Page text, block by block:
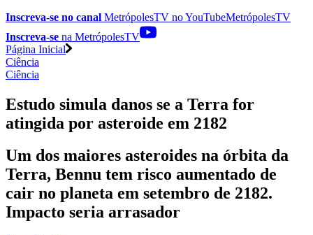
Inscreva-se no canal MetrópolesTV noYouTubeMetrópolesTV
Inscreva-se na MetrópolesTV
Página Inicial
Ciência
Ciência
Estudo simula danos se a Terra for
atingida por asteroide em 2182
Um dos maiores asteroides na órbita da
Terra, Bennu tem risco aumentado de
cair no planeta em setembro de 2182.
Impacto seria arrasador